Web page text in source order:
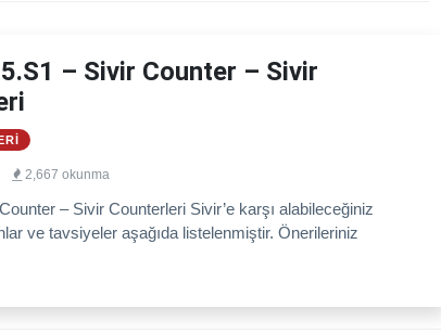
– Sivir Counter – Sivir
2,667 okunma
– Sivir Counterleri Sivir’e karşı alabileceğiniz
ve tavsiyeler aşağıda listelenmiştir. Önerileriniz